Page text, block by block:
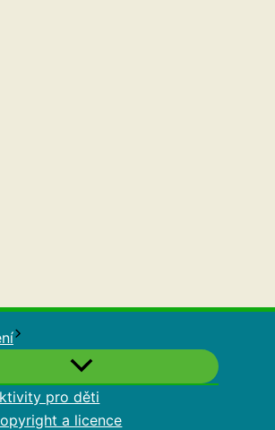
pro děti
a licence